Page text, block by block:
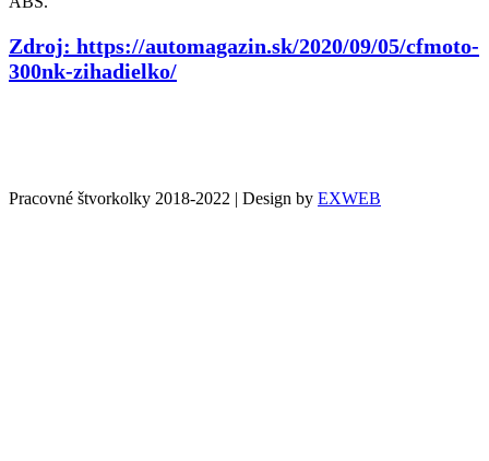
Zdroj: https://automagazin.sk/2020/09/05/cfmoto-
300nk-zihadielko/
Pracovné štvorkolky 2018-2022 | Design by EXWEB